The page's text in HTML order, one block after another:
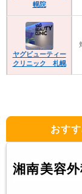
幌院
ヤグビューティー
クリニック 札幌
おす
湘南美容